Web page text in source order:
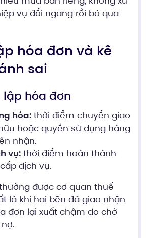
vụ đổi ngang rồi bỏ qua
hóa đơn và kê
sai
lập hóa đơn
hóa: thời điểm chuyển giao
hoặc quyền sử dụng hàng
nhận.
vụ: thời điểm hoàn thành
dịch vụ.
được cơ quan thuế
là khi hai bên đã giao nhận
đơn lại xuất chậm do chờ